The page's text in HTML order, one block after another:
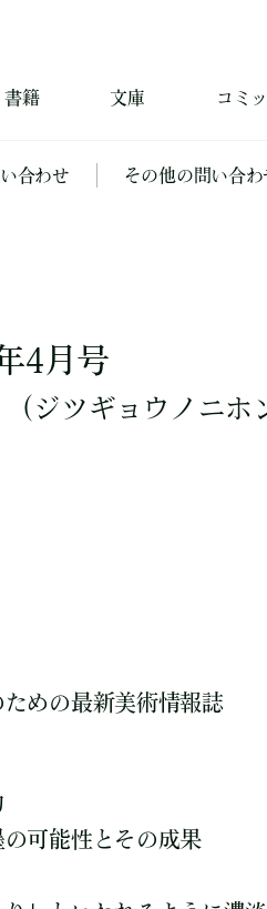
書籍 文庫 コミ
合わせ その他の問い合わ
4月号
（ジツギョウノニホ
めの最新美術情報誌
可能性とその成果